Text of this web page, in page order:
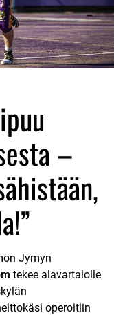
–
Jymyn
tekee alavartalolle
operoitiin